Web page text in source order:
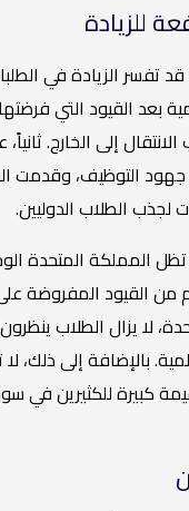
للزيادة
تفسر الزيادة في
بعد القيود التي
إلى الخارج.
التوظيف، وقدمت
لجذب الطلاب الدوليين.
المملكة المتحدة
من القيود المفروضة
لا يزال الطلاب ينظرون
بالإضافة إلى ذلك،
كبيرة للكثيرين في